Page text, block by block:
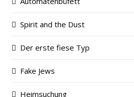
Spirit and the Dust
Der erste fiese Typ
Fake Jews
Heimsuchung